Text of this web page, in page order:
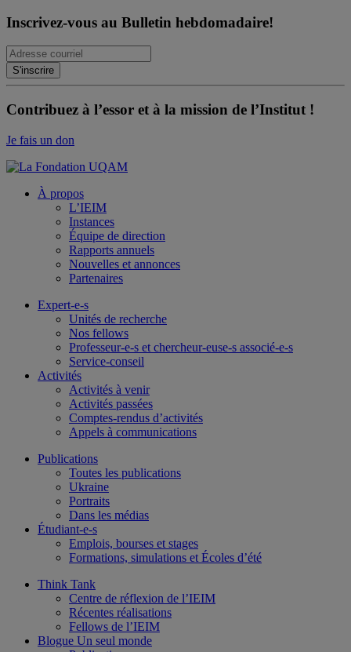
Inscrivez-vous au Bulletin hebdomadaire!
Contribuez à l’essor et à la mission de l’Institut !
Je fais un don
À propos
L’IEIM
Instances
Équipe de direction
Rapports annuels
Nouvelles et annonces
Partenaires
Expert-e-s
Unités de recherche
Nos fellows
Professeur-e-s et chercheur-euse-s associé-e-s
Service-conseil
Activités
Activités à venir
Activités passées
Comptes-rendus d’activités
Appels à communications
Publications
Toutes les publications
Ukraine
Portraits
Dans les médias
Étudiant-e-s
Emplois, bourses et stages
Formations, simulations et Écoles d’été
Think Tank
Centre de réflexion de l’IEIM
Récentes réalisations
Fellows de l’IEIM
Blogue Un seul monde